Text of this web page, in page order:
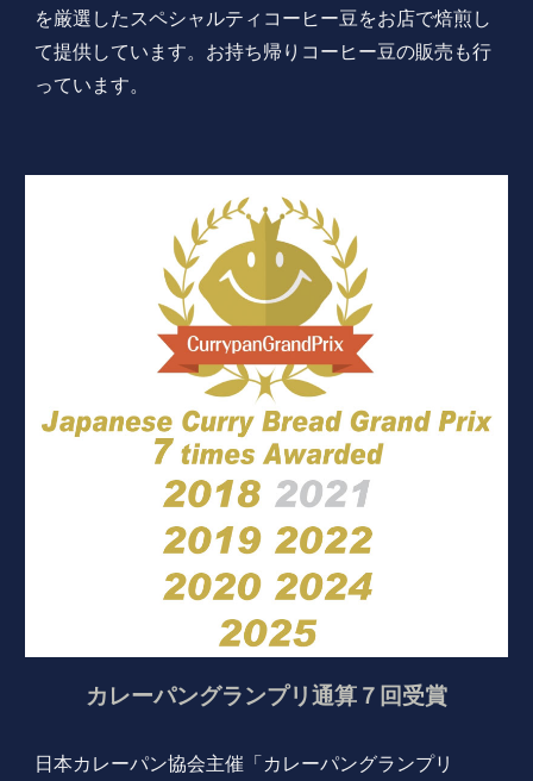
を厳選したスペシャルティコーヒー豆をお店で焙煎し
て提供しています。お持ち帰りコーヒー豆の販売も行
っています。
カレーパングランプリ通算７回受賞
日本カレーパン協会主催「カレーパングランプリ